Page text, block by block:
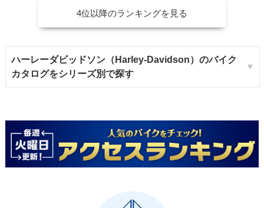
4位以降のランキングを見る
ハーレーダビッドソン（Harley-Davidson）のバイク
カタログをシリーズ別で探す